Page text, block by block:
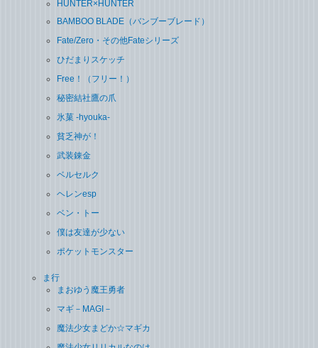
HUNTER×HUNTER
BAMBOO BLADE（バンブーブレード）
Fate/Zero・その他Fateシリーズ
ひだまりスケッチ
Free！（フリー！）
秘密結社鷹の爪
氷菓 -hyouka-
貧乏神が！
武装錬金
ベルセルク
ヘレンesp
ベン・トー
僕は友達が少ない
ポケットモンスター
ま行
まおゆう魔王勇者
マギ－MAGI－
魔法少女まどか☆マギカ